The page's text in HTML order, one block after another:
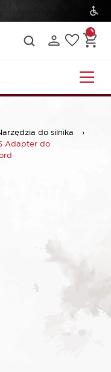
do silnika
›
Adapter do